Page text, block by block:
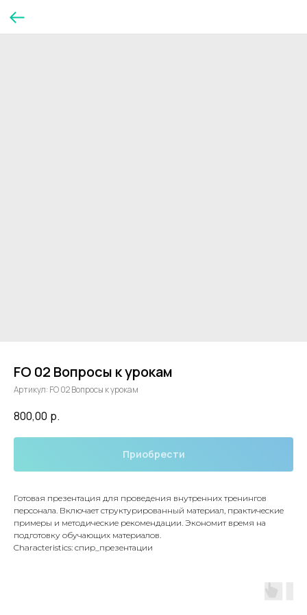
FO 02 Вопросы к урокам
Артикул: FO 02 Вопросы к урокам
800,00 р.
Приобрести
Готовая презентация для проведения внутренних тренингов
персонала. Включает структурированный материал, практические
примеры и методические рекомендации. Экономит время на
подготовку обучающих материалов.
Characteristics: спир_презентации